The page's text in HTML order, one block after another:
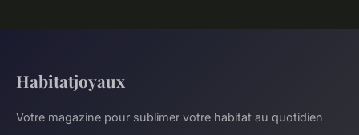
Habitatjoyaux
Votre magazine pour sublimer votre habitat au quotidien